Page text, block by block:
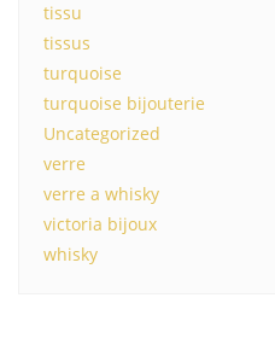
tissu
tissus
turquoise
turquoise bijouterie
Uncategorized
verre
verre a whisky
victoria bijoux
whisky